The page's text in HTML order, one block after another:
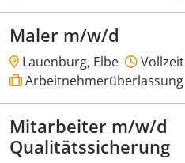
Maler m/w/d
Lauenburg, Elbe
Vollzeit
Arbeitnehmerüberlassung
Mitarbeiter m/w/d
Qualitätssicherung